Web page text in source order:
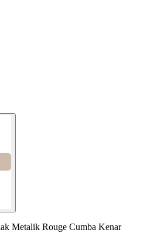
Metalik Rouge Cumba Kenar